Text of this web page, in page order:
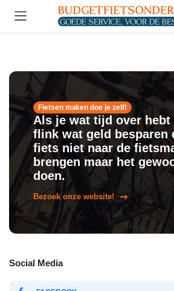
Fietsen maken doe je zelf!
Als je wat tijd over hebt
flink wat geld besparen
fiets niet naar de
brengen maar het
doen.
Bezoek onze website!
Social Media